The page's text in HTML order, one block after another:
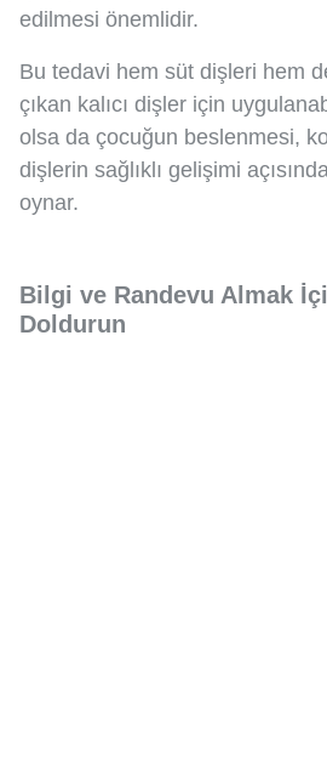
edilmesi önemlidir.
Bu tedavi hem süt dişleri hem
çıkan kalıcı dişler için
olsa da çocuğun beslenmesi,
dişlerin sağlıklı gelişimi
oynar.
Bilgi ve Randevu Almak
Doldurun